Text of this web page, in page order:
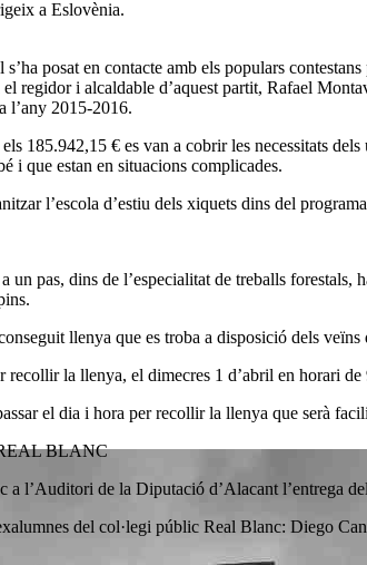
a Eslovènia.
posat en contacte amb els populars
regidor i alcaldable d’aquest partit, Rafael
l’any 2015-2016.
185.942,15 € es van a cobrir les necessitats
i que estan en situacions complicades.
l’escola d’estiu dels xiquets dins del
un pas, dins de l’especialitat de treballs
llenya que es troba a disposició dels veïns
recollir la llenya, el dimecres 1 d’abril en horari
el dia i hora per recollir la llenya que serà
BLANC
a l’Auditori de la Diputació d’Alacant l’entrega
del col·legi públic Real Blanc: Diego